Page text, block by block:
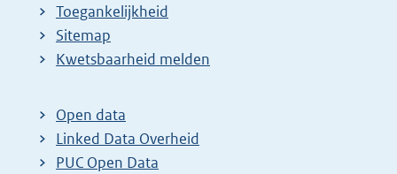
Toegankelijkheid
Sitemap
Kwetsbaarheid melden
Open data
Linked Data Overheid
PUC Open Data